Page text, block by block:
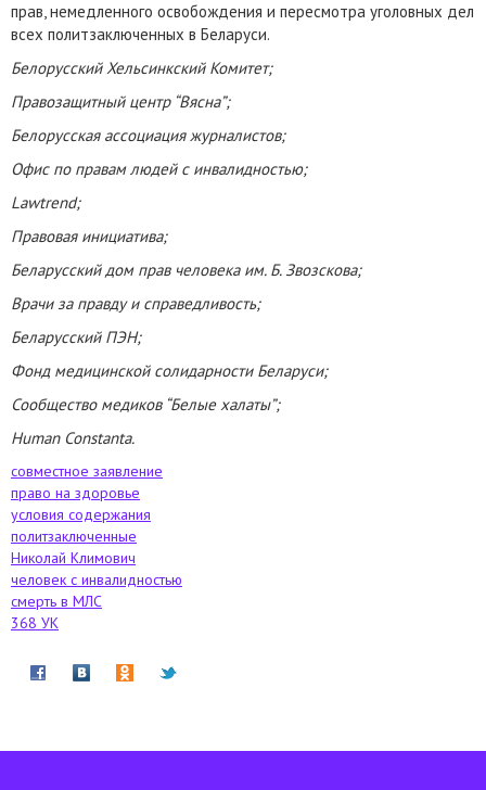
прав, немедленного освобождения и пересмотра уголовных дел
всех политзаключенных в Беларуси.
Белорусский Хельсинкский Комитет;
Правозащитный центр “Вясна”;
Белорусская ассоциация журналистов;
Офис по правам людей с инвалидностью;
Lawtrend;
Правовая инициатива;
Беларусский дом прав человека им. Б. Звозскова;
Врачи за правду и справедливость;
Беларусский ПЭН;
Фонд медицинской солидарности Беларуси;
Сообщество медиков “Белые халаты”;
Human Constanta.
совместное заявление
право на здоровье
условия содержания
политзаключенные
Николай Климович
человек с инвалидностью
смерть в МЛС
368 УК